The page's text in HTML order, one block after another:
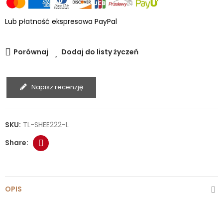
Lub płatność ekspresowa PayPal
Porównaj Dodaj do listy życzeń
Napisz recenzję
SKU: TL-SHEE222-L
OPIS